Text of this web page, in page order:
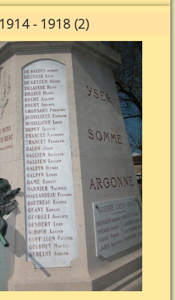
1914 - 1918 (2)